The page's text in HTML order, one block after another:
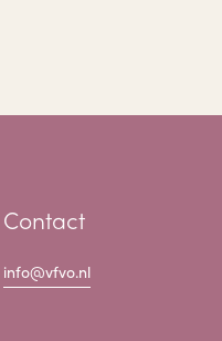
Contact
info@vfvo.nl